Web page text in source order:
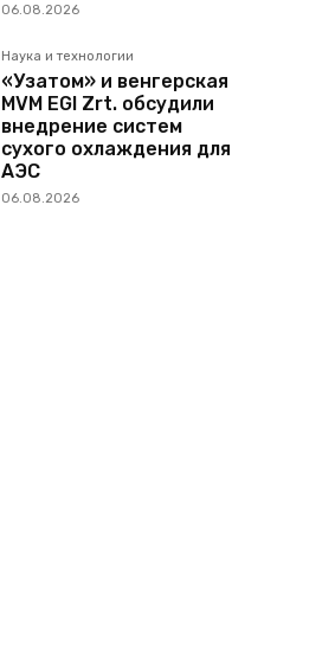
06.08.2026
Наука и технологии
«Узатом» и венгерская
MVM EGI Zrt. обсудили
внедрение систем
сухого охлаждения для
АЭС
06.08.2026